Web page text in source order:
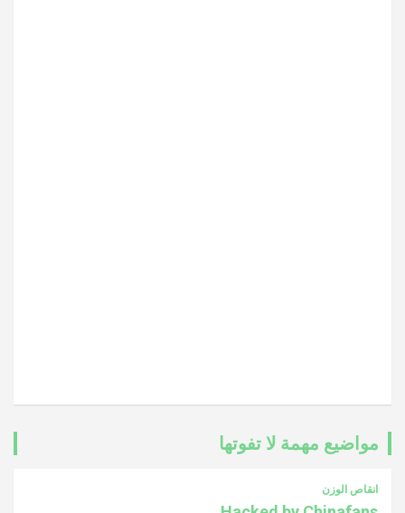
مواضيع مهمة لا تفوتها
انقاص الوزن